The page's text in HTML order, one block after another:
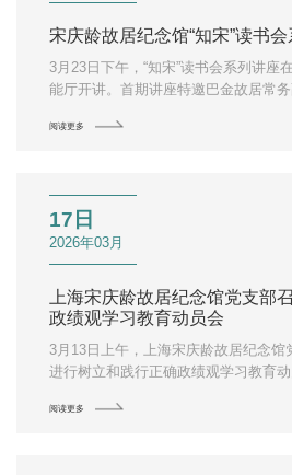
宋庆龄故居纪念馆“知宋”读书
3月23日下午，“知宋”读书会系列讲座
能厅开讲。首期讲座特邀巴金故居常
阅读更多
17日
2026年03月
上海宋庆龄故居纪念馆党支部
政绩观学习教育动员会
3月13日上午，上海宋庆龄故居纪念馆
进行树立和践行正确政绩观学习教育动
阅读更多